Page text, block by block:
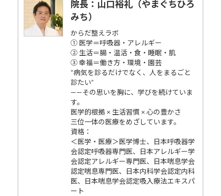
院長：山口裕礼（やまぐちひろ
みち）
からだ整えラボ
① 医学＝呼吸器・アレルギー
② 生活＝腸・温活・食・睡眠・肌
③ 幸福＝働き方・環境・園芸
“病気を診るだけでなく、人をまるごと
診たい”
——その思いを胸に、学びを続けていま
す。
医学的根拠 × 生活習慣 × 心の豊かさ
三位一体の医療をめざしています。
資格：
＜医学・医療＞医学博士、日本呼吸器学
会認定呼吸器専門医、日本アレルギー学
会認定アレルギー専門医、日本喘息学会
認定喘息専門医、日本内科学会認定内科
医、日本喘息学会認定吸入療法エキスパ
ート